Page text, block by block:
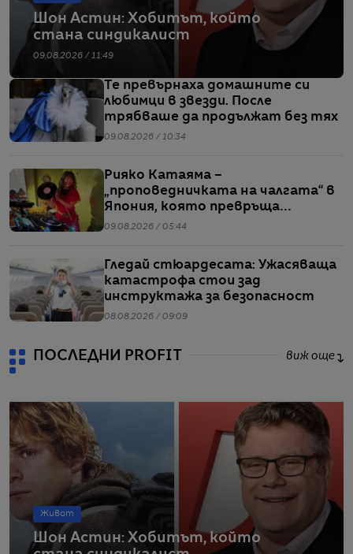
Шон Астин: Хобитът, който
стана синдикалист
09.08.2026 / 11:49
Те превърнаха домашните си
любимци в звезди. После
трябваше да продължат без тях
09.08.2026 / 10:34
Рияко Катаяма –
„проповедничката на чалгата“ в
Япония, която превръща
българския попфолк в клубна
09.08.2026 / 05:44
Гледай стюардесата: Ужасяваща
катастрофа стои зад
инструктажа за безопасност
08.08.2026 / 09:09
ПОСЛЕДНИ PROFIT виж още
Живот
Шон Астин: Хобитът, който